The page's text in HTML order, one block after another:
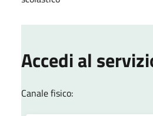
Accedi al
Canale fisico: